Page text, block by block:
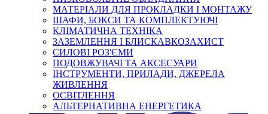
МАТЕРІАЛИ ДЛЯ ПРОКЛАДКИ І МОНТАЖУ
ШАФИ, БОКСИ ТА КОМПЛЕКТУЮЧІ
КЛІМАТИЧНА ТЕХНІКА
ЗАЗЕМЛЕННЯ І БЛИСКАВКОЗАХИСТ
СИЛОВІ РОЗ'ЄМИ
ПОДОВЖУВАЧІ ТА АКСЕСУАРИ
ІНСТРУМЕНТИ, ПРИЛАДИ, ДЖЕРЕЛА
ЖИВЛЕННЯ
ОСВІТЛЕННЯ
АЛЬТЕРНАТИВНА ЕНЕРГЕТИКА